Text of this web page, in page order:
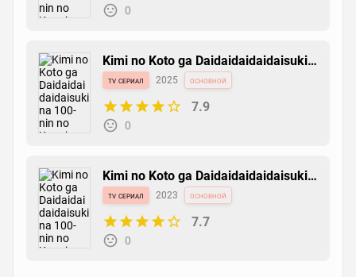
0
Kimi no Koto ga Daidaidaidaidaisuki
na 100-nin no Kanojo 2nd Season
tv сериал 2025 основной
7.9
0
Kimi no Koto ga Daidaidaidaidaisuki
na 100-nin no Kanojo
tv сериал 2023 основной
7.7
0